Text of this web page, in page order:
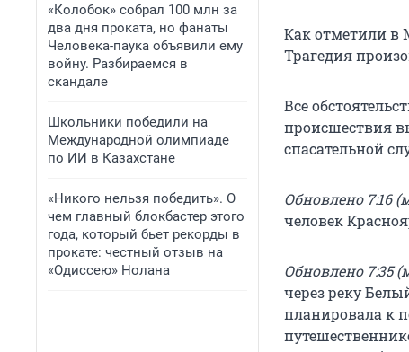
«Колобок» собрал 100 млн за
два дня проката, но фанаты
Человека-паука объявили ему
войну. Разбираемся в
скандале
Школьники победили на
Международной олимпиаде
по ИИ в Казахстане
«Никого нельзя победить». О
чем главный блокбастер этого
года, который бьет рекорды в
прокате: честный отзыв на
«Одиссею» Нолана
Как отметили в
Трагедия
Все
происшествия
спасательной
Обновлено 7:16
человек
Обновлено 7:35
через реку
планировала к